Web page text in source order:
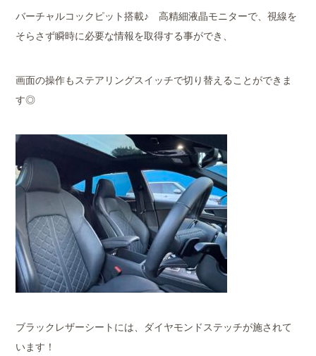
バーチャルコックピット搭載♪ 高精細液晶モニターで、視線を
そらさず瞬時に必要な情報を取得する事ができ、
画面の操作もステアリングスイッチで切り替えることができま
す◎
ブラックレザーシートには、ダイヤモンドステッチが施されて
います！